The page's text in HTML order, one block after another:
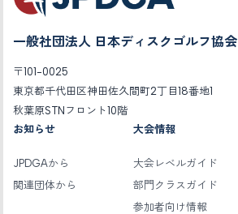
一般社団法人 日本ディスクゴルフ協会
〒101-0025
東京都千代田区神田佐久間町2丁目18番地1
秋葉原STNフロント10階
お知らせ
JPDGAから
関連団体から
大会情報
大会レベルガイド
部門クラスガイド
参加者向け情報